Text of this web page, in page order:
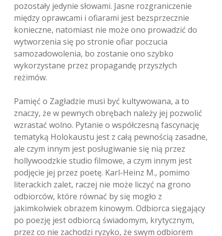
pozostały jedynie słowami. Jasne rozgraniczenie
między oprawcami i ofiarami jest bezsprzecznie
konieczne, natomiast nie może ono prowadzić do
wytworzenia się po stronie ofiar poczucia
samozadowolenia, bo zostanie ono szybko
wykorzystane przez propagandę przyszłych
reżimów.
Pamięć o Zagładzie musi być kultywowana, a to
znaczy, że w pewnych obrębach należy jej pozwolić
wzrastać wolno. Pytanie o współczesną fascynację
tematyką Holokaustu jest z całą pewnością zasadne,
ale czym innym jest posługiwanie się nią przez
hollywoodzkie studio filmowe, a czym innym jest
podjęcie jej przez poetę. Karl-Heinz M., pomimo
literackich zalet, raczej nie może liczyć na grono
odbiorców, które równać by się mogło z
jakimkolwiek obrazem kinowym. Odbiorca sięgający
po poezję jest odbiorcą świadomym, krytycznym,
przez co nie zachodzi ryzyko, że swym odbiorem